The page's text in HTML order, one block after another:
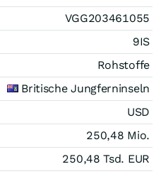
VGG203461055
9IS
Rohstoffe
Britische Jungferninseln
USD
250,48 Mio.
250,48 Tsd. EUR